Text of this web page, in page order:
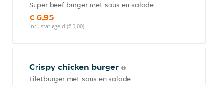
Super beef burger met saus en salade
€ 6,95
incl. statiegeld (€ 0,00)
Crispy chicken burger
Filetburger met saus en salade